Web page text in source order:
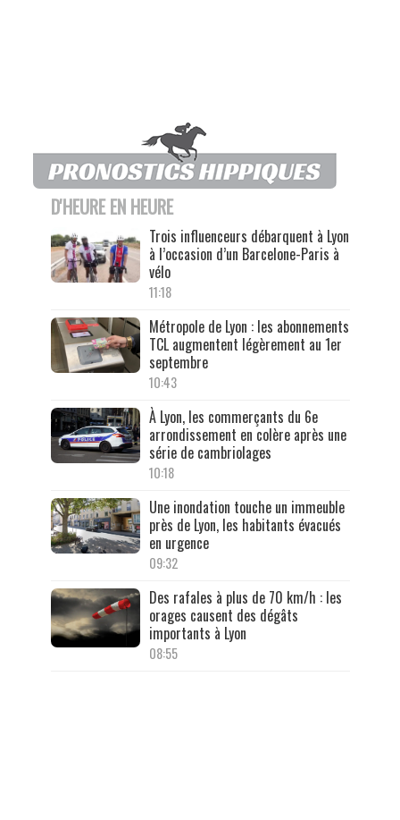
D'HEURE EN HEURE
Trois influenceurs débarquent à Lyon
à l’occasion d’un Barcelone-Paris à
vélo
11:18
Métropole de Lyon : les abonnements
TCL augmentent légèrement au 1er
septembre
10:43
À Lyon, les commerçants du 6e
arrondissement en colère après une
série de cambriolages
10:18
Une inondation touche un immeuble
près de Lyon, les habitants évacués
en urgence
09:32
Des rafales à plus de 70 km/h : les
orages causent des dégâts
importants à Lyon
08:55